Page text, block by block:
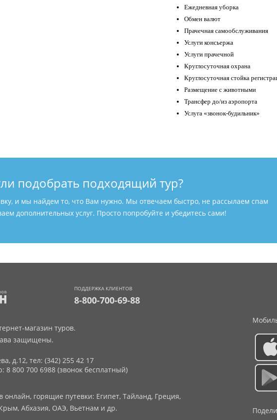
Ежедневная уборка
Обмен валют
Прачечная самообслуживания
Услуги консьержа
Услуги прачечной
Круглосуточная охрана
Круглосуточная стойка
Размещение с животными
Трансфер до/из аэропорта
Услуга «звонок-будильник»
подобрать подходящий тур?
и мы найдем то, что Вам нужно. Мы отвечаем быстро, не рассылаем спам
дополнительных услуг. Просто попробуйте и убедитесь сами!
ПОДДЕРЖКА КЛИЕНТОВ
8-800-700-69-88
магазин туров.
защищены.
д.12, тел: (342) 255 42 17
800 700 6988 (звонок бесплатный)
онлайн, горящие путевки: Египет, Тайланд, Греция,
Абхазия, ОАЭ, Вьетнам и др.